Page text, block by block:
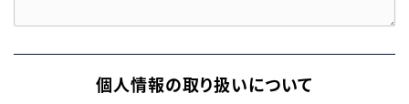
個人情報の取り扱いについて